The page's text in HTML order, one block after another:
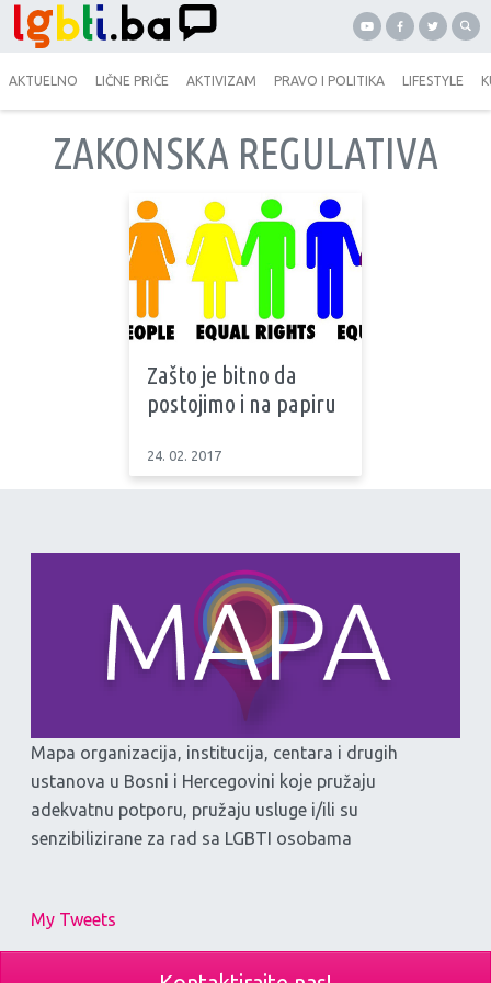
AKTUELNO LIČNE PRIČE AKTIVIZAM PRAVO I POLITIKA LIFESTYLE
ZAKONSKA REGULATIVA
Zašto je bitno da
postojimo i na papiru
24. 02. 2017
Mapa organizacija, institucija, centara i drugih
ustanova u Bosni i Hercegovini koje pružaju
adekvatnu potporu, pružaju usluge i/ili su
senzibilizirane za rad sa LGBTI osobama
My Tweets